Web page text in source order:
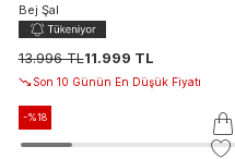
Bej Şal
13.996 TL11.999 TL
Son 10 Günün En Düşük Fiyatı
-%18